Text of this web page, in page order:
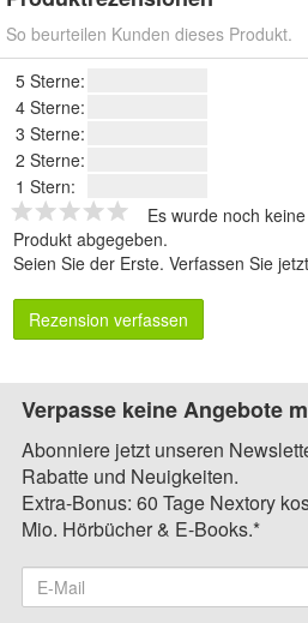
So beurteilen Kunden dieses Produkt.
5 Sterne:
4 Sterne:
3 Sterne:
2 Sterne:
1 Stern:
Es wurde noch
Produkt abgegeben.
Seien Sie der Erste. Verfassen Sie
Rezension verfassen
Verpasse keine Angebote
Abonniere jetzt unseren
Rabatte und Neuigkeiten.
Extra-Bonus: 60 Tage Nextory
Mio. Hörbücher & E-Books.*